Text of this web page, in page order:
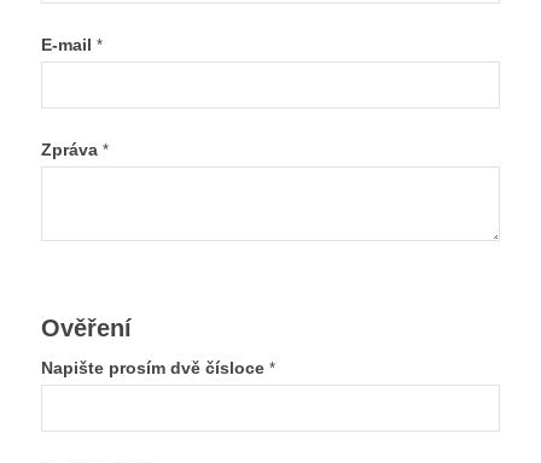
E-mail *
Zpráva *
Ověření
Napište prosím dvě čísloce *